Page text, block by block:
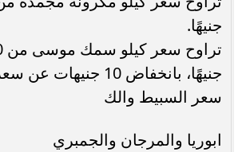
جنيهًا.
جنيهًا، بانخفاض 10 جنيهات عن سعره السابق.
سعر السبيط والك
ابوريا والمرجان والجمبري